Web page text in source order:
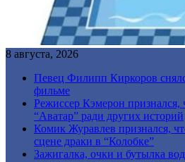
8 августа, 2026
Певец Филипп Киркоров
фильме
Режиссер Кэмерон признался,
“Аватар” ради других историй
Комик Журавлев признался,
сцене драки в “Колобке”
Зажигалка, очки и бутылка